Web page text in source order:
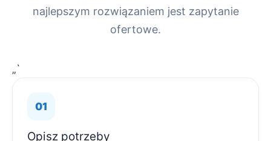
najlepszym rozwiązaniem jest zapytanie
ofertowe.
„`
Opisz potrzeby